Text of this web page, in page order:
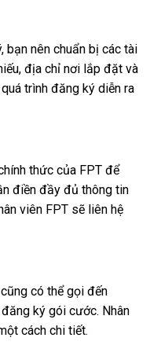
bạn nên chuẩn bị các tài
địa chỉ nơi lắp đặt và
trình đăng ký diễn ra
thức của FPT để
điền đầy đủ thông tin
viên FPT sẽ liên hệ
có thể gọi đến
ký gói cước. Nhân
cách chi tiết.